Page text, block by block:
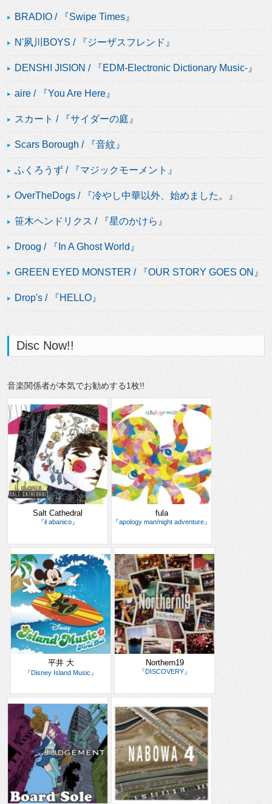
BRADIO / 『Swipe Times』
N'夙川BOYS / 『ジーザスフレンド』
DENSHI JISION / 『EDM-Electronic Dictionary Music-』
aire / 『You Are Here』
スカート / 『サイダーの庭』
Scars Borough / 『音紋』
ふくろうず / 『マジックモーメント』
OverTheDogs / 『冷やし中華以外、始めました。』
笹木ヘンドリクス / 『星のかけら』
Droog / 『In A Ghost World』
GREEN EYED MONSTER / 『OUR STORY GOES ON』
Drop's / 『HELLO』
Disc Now!!
音楽関係者が本気でお勧めする1枚!!
Salt Cathedral
『il abanico』
fula
『apology man/night adventure』
平井 大
『Disney Island Music』
Northern19
『DISCOVERY』